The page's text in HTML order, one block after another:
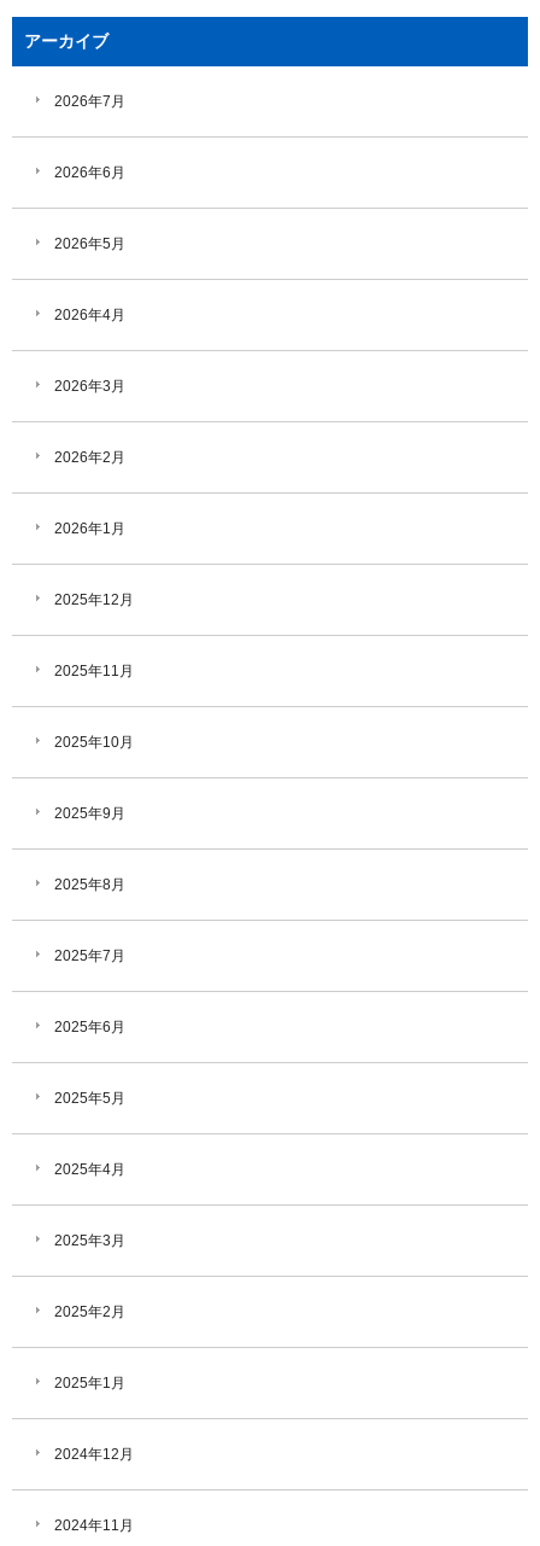
アーカイブ
2026年7月
2026年6月
2026年5月
2026年4月
2026年3月
2026年2月
2026年1月
2025年12月
2025年11月
2025年10月
2025年9月
2025年8月
2025年7月
2025年6月
2025年5月
2025年4月
2025年3月
2025年2月
2025年1月
2024年12月
2024年11月